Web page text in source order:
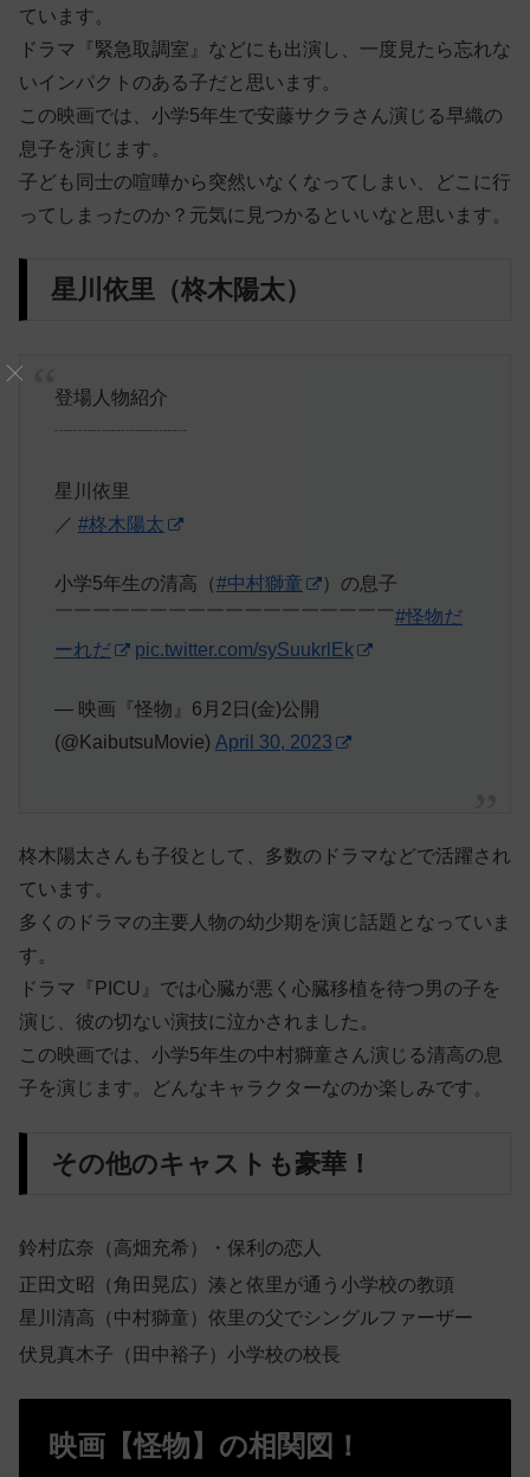
ています。
ドラマ『緊急取調室』などにも出演し、一度見たら忘れな
いインパクトのある子だと思います。
この映画では、小学5年生で安藤サクラさん演じる早織の
息子を演じます。
子ども同士の喧嘩から突然いなくなってしまい、どこに行
ってしまったのか？元気に見つかるといいなと思います。
星川依里（柊木陽太）
登場人物紹介
┈┈┈┈┈┈┈
星川依里
／ #柊木陽太
小学5年生の清高（#中村獅童
）の息子
￣￣￣￣￣￣￣￣￣￣￣￣￣￣￣￣￣￣#怪物だ
ーれだ
pic.twitter.com/sySuukrlEk
— 映画『怪物』6月2日(金)公開
(@KaibutsuMovie) April 30, 2023
柊木陽太さんも子役として、多数のドラマなどで活躍され
ています。
多くのドラマの主要人物の幼少期を演じ話題となっていま
す。
ドラマ『PICU』では心臓が悪く心臓移植を待つ男の子を
演じ、彼の切ない演技に泣かされました。
この映画では、小学5年生の中村獅童さん演じる清高の息
子を演じます。どんなキャラクターなのか楽しみです。
その他のキャストも豪華！
鈴村広奈（高畑充希）・ 保利の恋人
正田文昭（角田晃広） 湊と依里が通う小学校の教頭
星川清高（中村獅童）依里の父でシングルファーザー
伏見真木子（田中裕子） 小学校の校長
映画【怪物】の相関図！